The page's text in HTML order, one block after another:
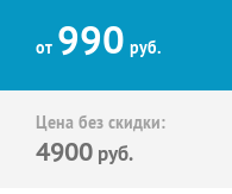
от 990 руб.
Цена без скидки:
4900 руб.